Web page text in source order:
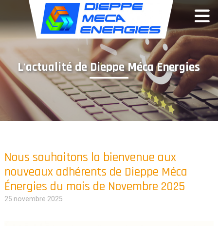
L'actualité de Dieppe Méca Energies
Nous souhaitons la bienvenue aux
nouveaux adhérents de Dieppe Méca
Énergies du mois de Novembre 2025
25 novembre 2025
Panneau de gestion des cookies